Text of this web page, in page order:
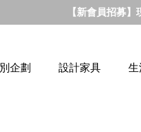
【新會員招募
企劃 設計家具 生